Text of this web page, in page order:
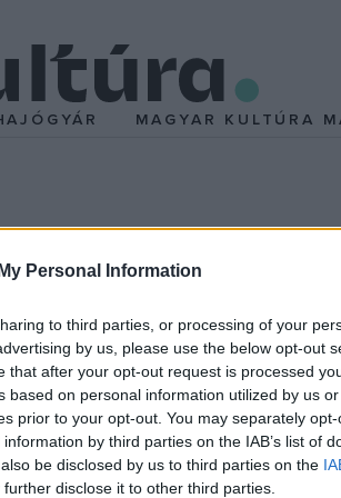
Personal Information
to third parties, or processing of your
by us, please use the below opt-out
that after your opt-out request is processed
based on personal information utilized by us
prior to your opt-out. You may separately
by third parties on the IAB’s list of
be disclosed by us to third parties on the
disclose it to other third parties.
MAGYAR KULTÚRA
közéjük, és most is magabiztosan hozza
összképhez. Igaz, a látszat mást
rúgjon ki, olyan főnökök helyett, akik
hatékonyan dolgozik, ráadásul rendkívül
a költséges ide-oda repülgetést,
élő férfit. A meglepő módon még